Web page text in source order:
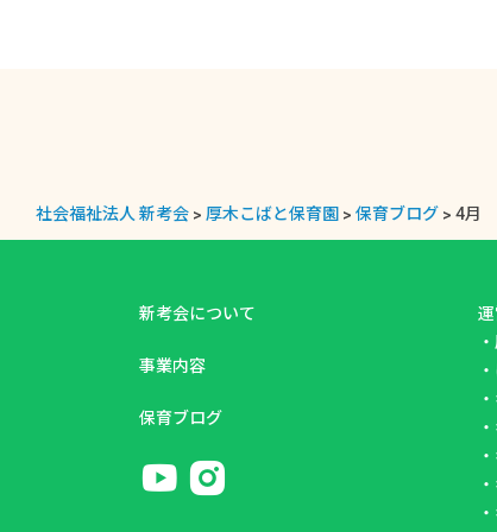
社会福祉法人 新考会 > 厚木こばと保育園 > 保育ブログ > 4月
新考会について
事業内容
保育ブログ
・
・
・
・
・
・
・